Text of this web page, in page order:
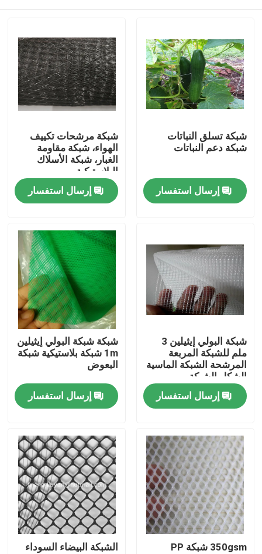
المنتجات
حول بنا
اتصل بنا
طلب اقتباس
Russian website
الستار المغناطيسي للباب
شاشة النافذة
شبكة ظلال PE
شبكة تسلق النباتات
شبكة دعم النباتات
إرسال استفسار
شبكة مرشحات تكييف
الهواء، شبكة مقاومة
الغبار، شبكة الأسلاك
البلاستيكية
إرسال استفسار
شبكة البولي إيثيلين 3
ملم للشبكة المربعة
المرشحة الشبكة الماسية
الشكل الشبكة
إرسال استفسار
شبكة شبكة البولي إيثيلين
1m شبكة بلاستيكية شبكة
البعوض
إرسال استفسار
350gsm شبكة PP
الشبكة البيضاء السوداء